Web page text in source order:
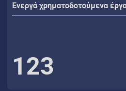
Ενεργά χρηματοδοτούμενα
123